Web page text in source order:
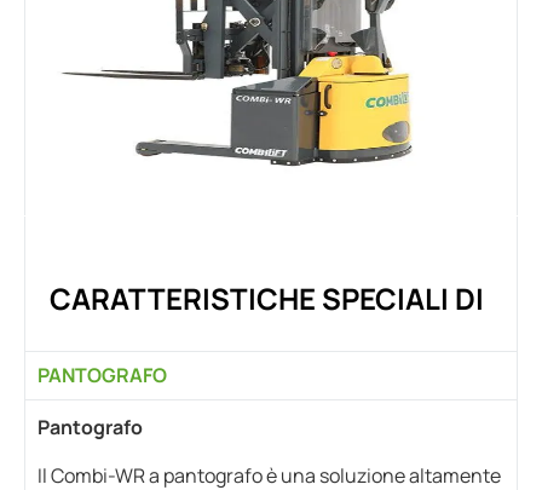
CARATTERISTICHE SPECIALI DI
PANTOGRAFO
Pantografo
Il Combi-WR a pantografo è una soluzione altamente